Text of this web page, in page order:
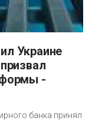
-
банка принял